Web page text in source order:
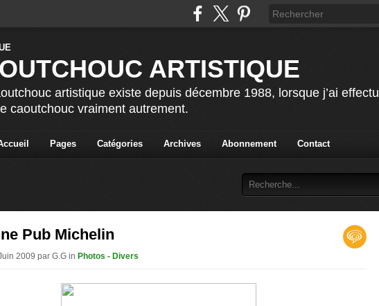
ARTISTIQUE
artistique existe depuis décembre 1988, lorsque j’ai
caoutchouc vraiment autrement.
Pages Catégories Archives Abonnement Contact
Pub Michelin
2009 par G.G in Photos - Divers